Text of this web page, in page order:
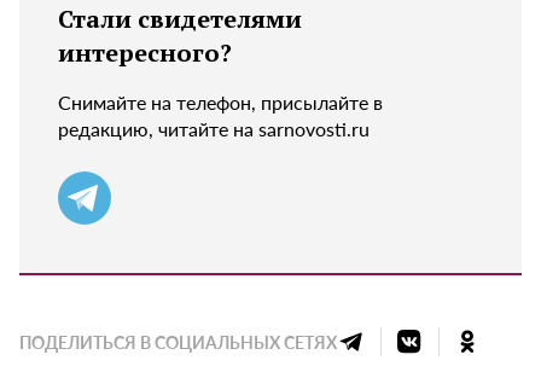
Стали свидетелями
интересного?
Снимайте на телефон, присылайте в
редакцию, читайте на sarnovosti.ru
ПОДЕЛИТЬСЯ В СОЦИАЛЬНЫХ СЕТЯХ